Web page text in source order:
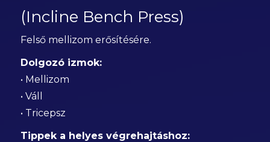
(Incline Bench Press)
Felső mellizom erősítésére.
Dolgozó izmok:
• Mellizom
• Váll
• Tricepsz
Tippek a helyes végrehajtáshoz: